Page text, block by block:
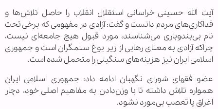
آیت الله حسینی خراسانی استقلال انقلاب را حاصل تلاش‌ها و
فداکاری‌های مردم دانست و گفت: آزادی در مفهومی که برخی تحت
نام بی‌بندوباری می‌شناسند، مورد قبول هیچ جامعه‌ای نیست،
چراکه آزادی به معنای رهایی از زیر یوغ ستمگران است و جمهوری
اسلامی ایران نیز هزینه‌های سنگینی را متحمل شده است.
عضو فقهای شورای نگهبان ادامه داد: جمهوری اسلامی ایران
همواره تلاش داشته تا با وزن‌دادن به مفاهیم اصلی خود، دچار
اغراق یا تعصب بی‌مورد نشود.